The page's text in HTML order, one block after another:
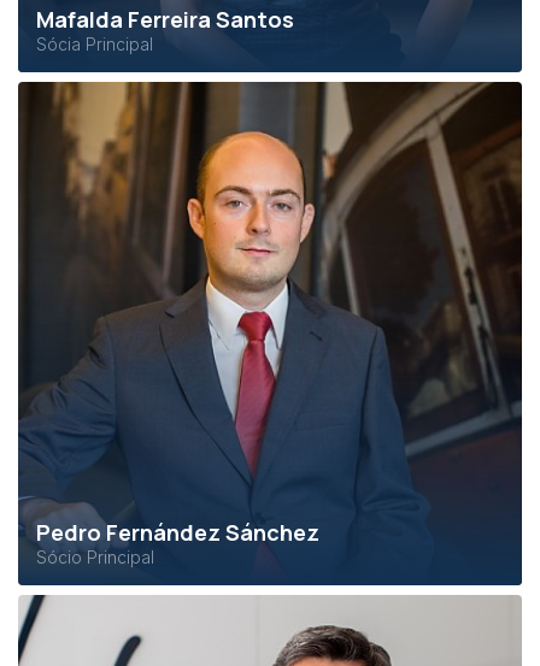
Mafalda Ferreira Santos
Sócia Principal
Pedro Fernández Sánchez
Sócio Principal